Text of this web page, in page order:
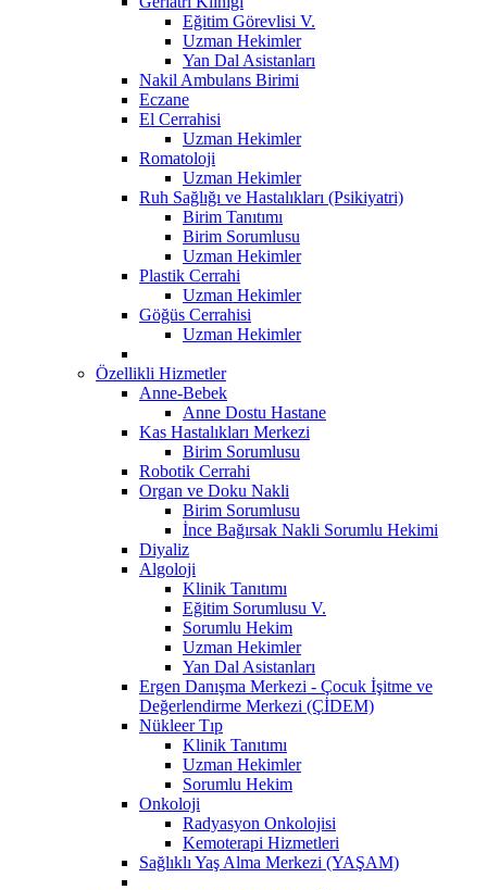
Eğitim Görevlisi V.
Uzman Hekimler
Yan Dal Asistanları
Nakil Ambulans Birimi
Eczane
El Cerrahisi
Uzman Hekimler
Romatoloji
Uzman Hekimler
Ruh Sağlığı ve Hastalıkları (Psikiyatri)
Birim Tanıtımı
Birim Sorumlusu
Uzman Hekimler
Plastik Cerrahi
Uzman Hekimler
Göğüs Cerrahisi
Uzman Hekimler
Özellikli Hizmetler
Anne-Bebek
Anne Dostu Hastane
Kas Hastalıkları Merkezi
Birim Sorumlusu
Robotik Cerrahi
Organ ve Doku Nakli
Birim Sorumlusu
İnce Bağırsak Nakli Sorumlu Hekimi
Diyaliz
Algoloji
Klinik Tanıtımı
Eğitim Sorumlusu V.
Sorumlu Hekim
Uzman Hekimler
Yan Dal Asistanları
Ergen Danışma Merkezi - Çocuk İşitme ve
Değerlendirme Merkezi (ÇİDEM)
Nükleer Tıp
Klinik Tanıtımı
Uzman Hekimler
Sorumlu Hekim
Onkoloji
Radyasyon Onkolojisi
Kemoterapi Hizmetleri
Sağlıklı Yaş Alma Merkezi (YAŞAM)